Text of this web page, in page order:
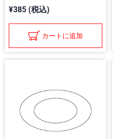
¥385 (税込)
カートに追加